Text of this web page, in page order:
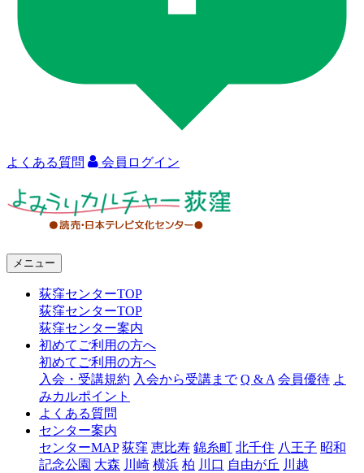
よくある質問 会員ログイン
ャ
窪
メニュー
荻窪センターTOP
荻窪センターTOP
荻窪センター案内
初めてご利用の方へ
初めてご利用の方へ
入会・受講規約 入会から受講まで Q & A 会員優待 よ
みカルポイント
よくある質問
センター案内
センターMAP 荻窪 恵比寿 錦糸町 北千住 八王子 昭和
記念公園 大森 川崎 横浜 柏 川口 自由が丘 川越